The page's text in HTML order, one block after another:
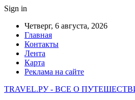
Sign in
Четверг, 6 августа, 2026
Главная
Контакты
Лента
Карта
Реклама на сайте
TRAVEL.РУ - ВСЕ О